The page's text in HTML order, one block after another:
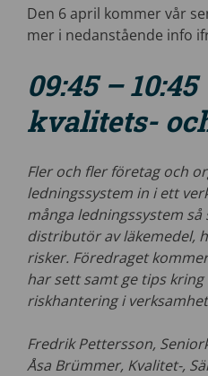
Den 6 april kommer vår
mer i nedanstående info
09:45 –
kvalitets-
Fler och fler företag och
ledningssystem in i ett
många ledningssystem så
distributör av läkemedel,
risker. Föredraget
har sett samt ge tips
riskhantering i
Fredrik Pettersson,
Åsa Brümmer, Kvalitet-,